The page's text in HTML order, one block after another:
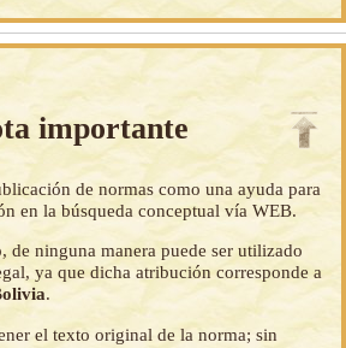
importante
de normas como una ayuda para
en la búsqueda conceptual vía WEB.
de ninguna manera puede ser utilizado
ya que dicha atribución corresponde a
.
el texto original de la norma; sin